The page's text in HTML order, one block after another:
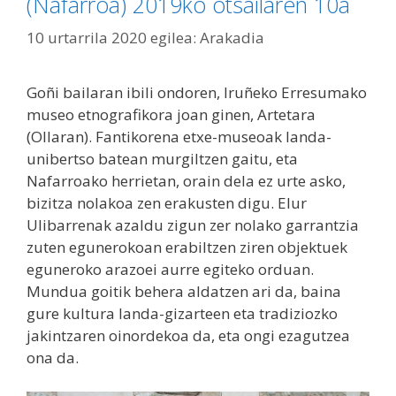
10 urtarrila 2020 egilea: Arakadia
Goñi bailaran ibili ondoren, Iruñeko Erresumako
museo etnografikora joan ginen, Artetara
(Ollaran). Fantikorena etxe-museoak landa-
unibertso batean murgiltzen gaitu, eta
Nafarroako herrietan, orain dela ez urte asko,
bizitza nolakoa zen erakusten digu. Elur
Ulibarrenak azaldu zigun zer nolako garrantzia
zuten egunerokoan erabiltzen ziren objektuek
eguneroko arazoei aurre egiteko orduan.
Mundua goitik behera aldatzen ari da, baina
gure kultura landa-gizarteen eta tradiziozko
jakintzaren oinordekoa da, eta ongi ezagutzea
ona da.